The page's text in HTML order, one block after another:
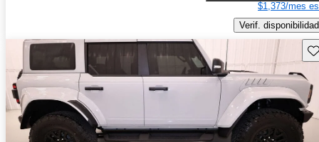
$1,373/mes
Verif. disponibilidad